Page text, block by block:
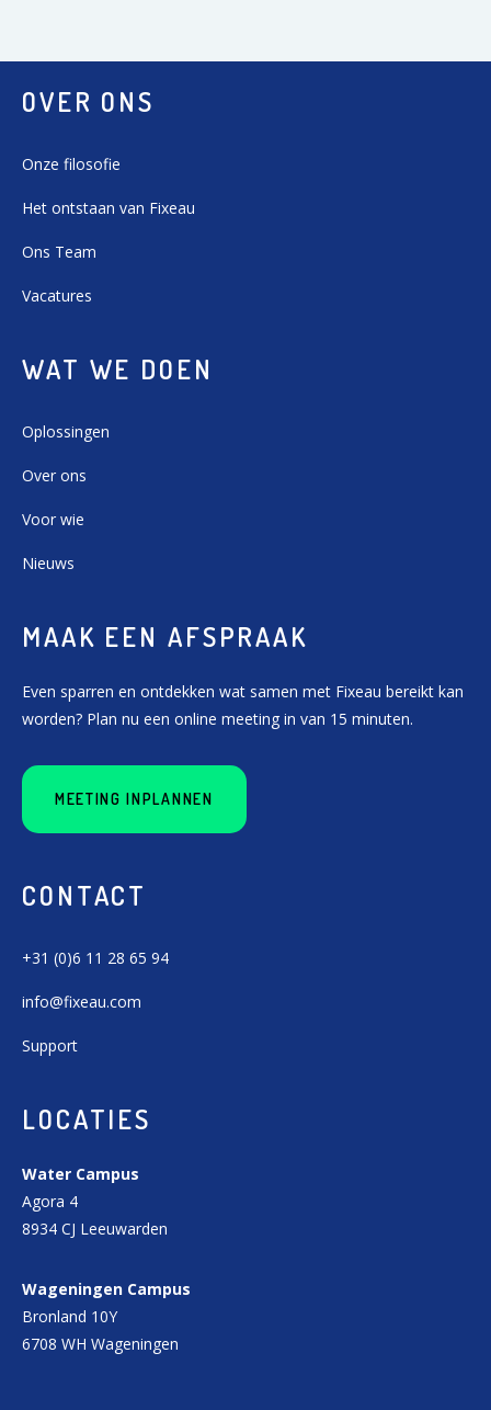
OVER ONS
Onze filosofie
Het ontstaan van Fixeau
Ons Team
Vacatures
WAT WE DOEN
Oplossingen
Over ons
Voor wie
Nieuws
MAAK EEN AFSPRAAK
Even sparren en ontdekken wat samen met Fixeau bereikt kan
worden? Plan nu een online meeting in van 15 minuten.
MEETING INPLANNEN
CONTACT
+31 (0)6 11 28 65 94
info@fixeau.com
Support
LOCATIES
Water Campus
Agora 4
8934 CJ Leeuwarden
Wageningen Campus
Bronland 10Y
6708 WH Wageningen